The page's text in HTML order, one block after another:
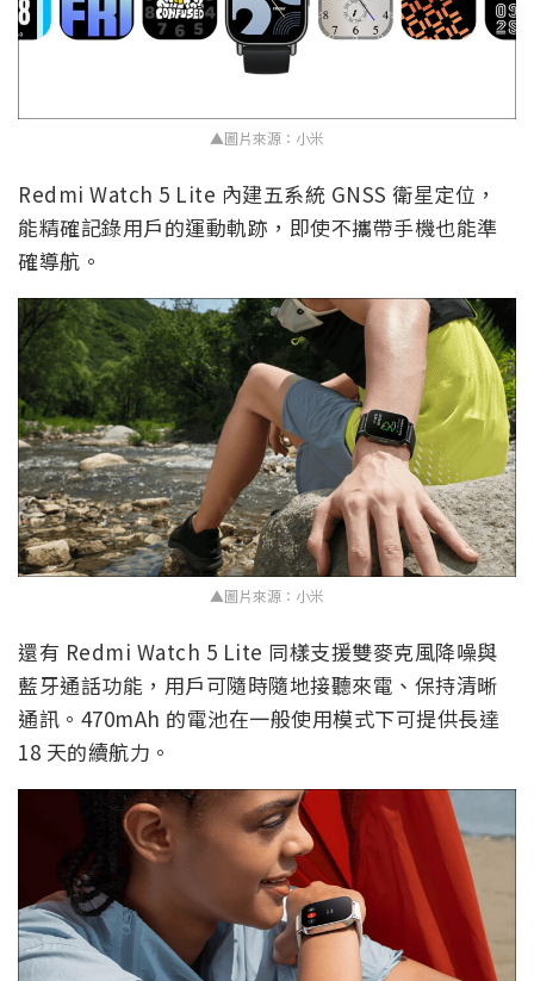
▲圖片來源：小米
Redmi Watch 5 Lite 內建五系統 GNSS 衛星定位，
能精確記錄用戶的運動軌跡，即使不攜帶手機也能準
確導航。
▲圖片來源：小米
還有 Redmi Watch 5 Lite 同樣支援雙麥克風降噪與
藍牙通話功能，用戶可隨時隨地接聽來電、保持清晰
通訊。470mAh 的電池在一般使用模式下可提供長達
18 天的續航力。